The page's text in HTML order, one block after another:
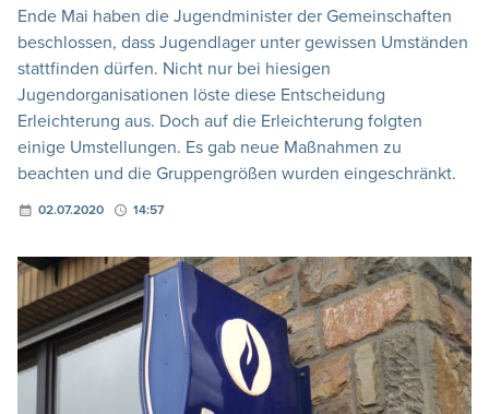
Ende Mai haben die Jugendminister der Gemeinschaften
beschlossen, dass Jugendlager unter gewissen Umständen
stattfinden dürfen. Nicht nur bei hiesigen
Jugendorganisationen löste diese Entscheidung
Erleichterung aus. Doch auf die Erleichterung folgten
einige Umstellungen. Es gab neue Maßnahmen zu
beachten und die Gruppengrößen wurden eingeschränkt.
02.07.2020 14:57